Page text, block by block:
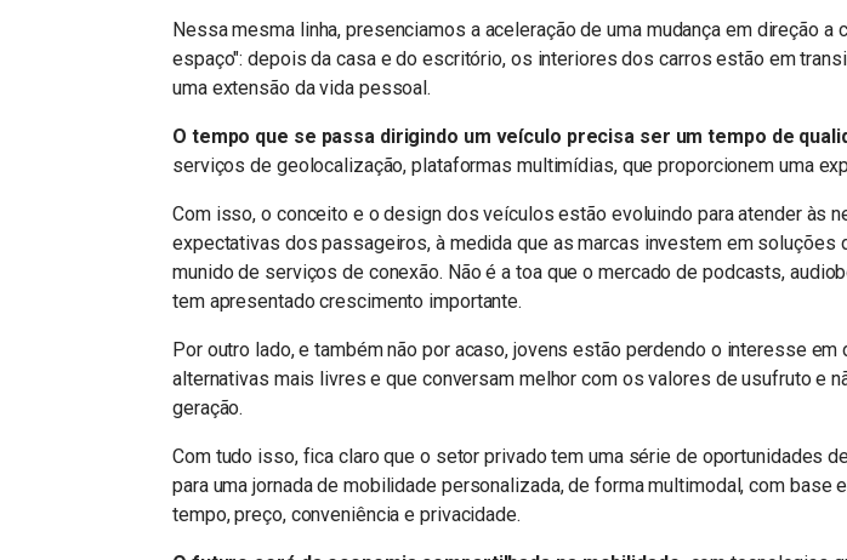
Nessa mesma linha, presenciamos a aceleração de uma mudança em direção a
espaço": depois da casa e do escritório, os interiores dos carros estão em
uma extensão da vida pessoal.
O tempo que se passa dirigindo um veículo precisa ser um tempo de
serviços de geolocalização, plataformas multimídias, que proporcionem uma
Com isso, o conceito e o design dos veículos estão evoluindo para atender às
expectativas dos passageiros, à medida que as marcas investem em soluções
munido de serviços de conexão. Não é a toa que o mercado de podcasts,
tem apresentado crescimento importante.
Por outro lado, e também não por acaso, jovens estão perdendo o interesse em
alternativas mais livres e que conversam melhor com os valores de usufruto e
geração.
Com tudo isso, fica claro que o setor privado tem uma série de oportunidades
para uma jornada de mobilidade personalizada, de forma multimodal, com base
tempo, preço, conveniência e privacidade.